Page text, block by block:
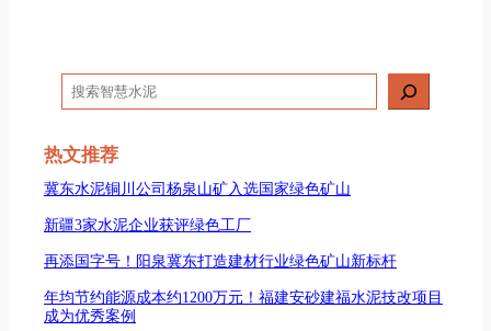
搜
索
热文推荐
冀东水泥铜川公司杨泉山矿入选国家绿色矿山
新疆3家水泥企业获评绿色工厂
再添国字号！阳泉冀东打造建材行业绿色矿山新标杆
年均节约能源成本约1200万元！福建安砂建福水泥技改项目
成为优秀案例